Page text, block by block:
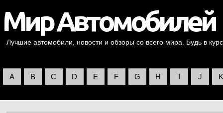
Лучшие автомобили, новости и обзоры со всего мира. Будь в
A B C D E F G H I J K